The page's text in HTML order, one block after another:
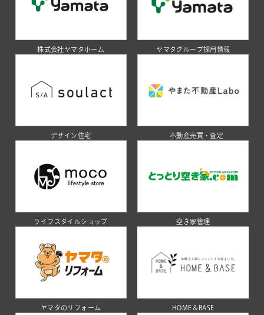
株式会社ヤマタホーム ヤマタグループ採用情報
デザイン住宅 不動産売買・査定
ライフスタイルショップ 空き家管理
ヤマタのリフォーム HOME＆BASE